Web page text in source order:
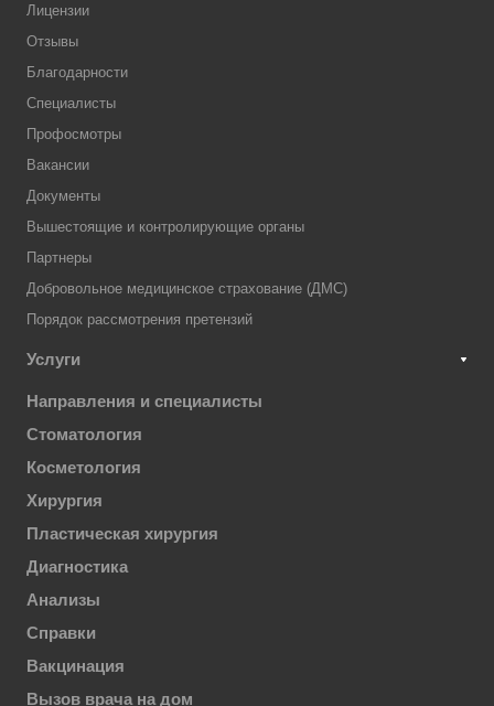
Лицензии
Отзывы
Благодарности
Специалисты
Профосмотры
Вакансии
Документы
Вышестоящие и контролирующие органы
Партнеры
Добровольное медицинское страхование (ДМС)
Порядок рассмотрения претензий
Услуги
Направления и специалисты
Стоматология
Косметология
Хирургия
Пластическая хирургия
Диагностика
Анализы
Справки
Вакцинация
Вызов врача на дом